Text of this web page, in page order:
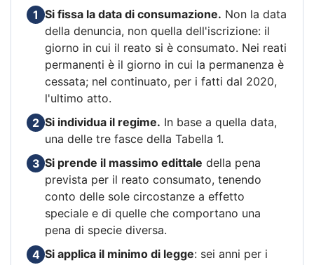
1 Si fissa la data di consumazione. Non la data
della denuncia, non quella dell'iscrizione: il
giorno in cui il reato si è consumato. Nei reati
permanenti è il giorno in cui la permanenza è
cessata; nel continuato, per i fatti dal 2020,
l'ultimo atto.
2 Si individua il regime. In base a quella data,
una delle tre fasce della Tabella 1.
3 Si prende il massimo edittale della pena
prevista per il reato consumato, tenendo
conto delle sole circostanze a effetto
speciale e di quelle che comportano una
pena di specie diversa.
4 Si applica il minimo di legge: sei anni per i